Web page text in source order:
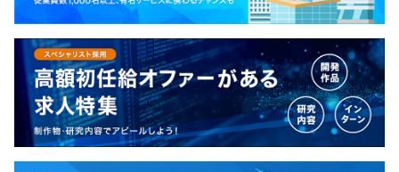
半期ごとの目標設定、振り返りによる評価をおこなってい
ます。
また評価については、パフォーマンス評価（定量評価）と
バリュー評価（定性評価）を組み合わせておこなっていま
す。